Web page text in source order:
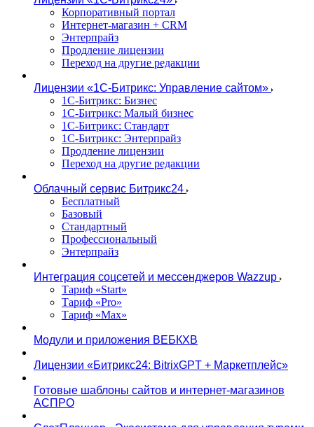
Корпоративный портал
Интернет-магазин + CRM
Энтерпрайз
Продление лицензии
Переход на другие редакции
Лицензии «1С-Битрикс: Управление сайтом»
1С-Битрикс: Бизнес
1С-Битрикс: Малый бизнес
1С-Битрикс: Стандарт
1С-Битрикс: Энтерпрайз
Продление лицензии
Переход на другие редакции
Облачный сервис Битрикс24
Бесплатный
Базовый
Стандартный
Профессиональный
Энтерпрайз
Интеграция соцсетей и мессенджеров Wazzup
Тариф «Start»
Тариф «Pro»
Тариф «Max»
Модули и приложения ВЕБКХВ
Лицензии «Битрикс24: BitrixGPT + Маркетплейс»
Готовые шаблоны сайтов и интернет-магазинов
АСПРО